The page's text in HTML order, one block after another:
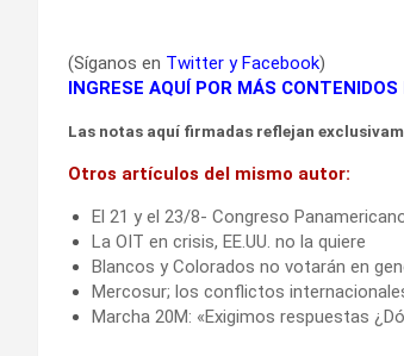
(Síganos en Twitter yFacebook)
INGRESE AQUÍ POR MÁS
Las notas aquí firmadas reflejan
Otros artículos del mismo autor:
El 21 y el 23/8- Congreso
La OIT en crisis, EE.UU. no la quiere
Blancos y Colorados no votarán en
Mercosur; los conflictos
Marcha 20M: «Exigimos respuestas